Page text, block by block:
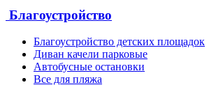
Благоустройство
Благоустройство детских площадок
Диван качели парковые
Автобусные остановки
Все для пляжа